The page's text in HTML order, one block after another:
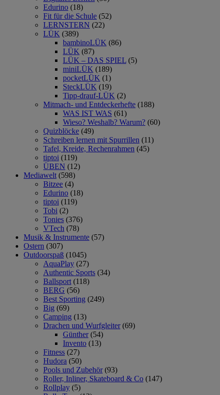
Edurino (18)
Fit für die Schule (52)
LERNSTERN (22)
LÜK (389)
bambinoLÜK (86)
LÜK (87)
LÜK – DAS SPIEL (5)
miniLÜK (189)
pocketLÜK (1)
SteckLÜK (19)
Tipp-drauf-LÜK (2)
Mitmach- und Entdeckerhefte (188)
WAS IST WAS (61)
Wieso? Weshalb? Warum? (60)
Quizblöcke (49)
Schreiben lernen mit Spurrillen (11)
Tafel, Kreide, Rechenrahmen (45)
tiptoi (119)
ÜBEN (12)
Mediawelt (598)
Bitzee (4)
Edurino (18)
tiptoi (119)
Tobi (2)
Tonies (376)
VTech (78)
Musik & Instrumente (57)
Ostern (307)
Outdoorspaß (1045)
AquaPlay (27)
Authentic Sports (34)
Ballsport (118)
BERG (56)
Best Sporting (249)
Big (69)
Camping (13)
Drachen und Wurfgleiter (69)
Günther (54)
Invento (13)
Fitness (27)
Hudora (50)
Pools und Zubehör (93)
Roller, Inliner, Skateboard & Co (147)
Rollplay (5)